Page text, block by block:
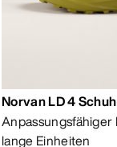
Norvan LD 4
lange Einheiten